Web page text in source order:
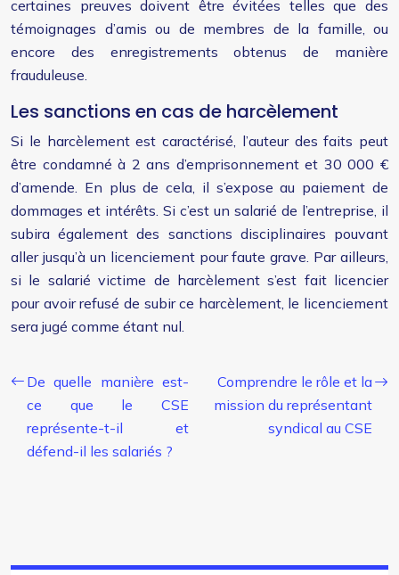
certaines preuves doivent être évitées telles que des
témoignages d’amis ou de membres de la famille, ou
encore des enregistrements obtenus de manière
frauduleuse.
Les sanctions en cas de harcèlement
Si le harcèlement est caractérisé, l’auteur des faits peut
être condamné à 2 ans d’emprisonnement et 30 000 €
d’amende. En plus de cela, il s’expose au paiement de
dommages et intérêts. Si c’est un salarié de l’entreprise, il
subira également des sanctions disciplinaires pouvant
aller jusqu’à un licenciement pour faute grave. Par ailleurs,
si le salarié victime de harcèlement s’est fait licencier
pour avoir refusé de subir ce harcèlement, le licenciement
sera jugé comme étant nul.
De quelle manière est-
ce que le CSE
représente-t-il et
défend-il les salariés ?
Comprendre le rôle et la
mission du représentant
syndical au CSE